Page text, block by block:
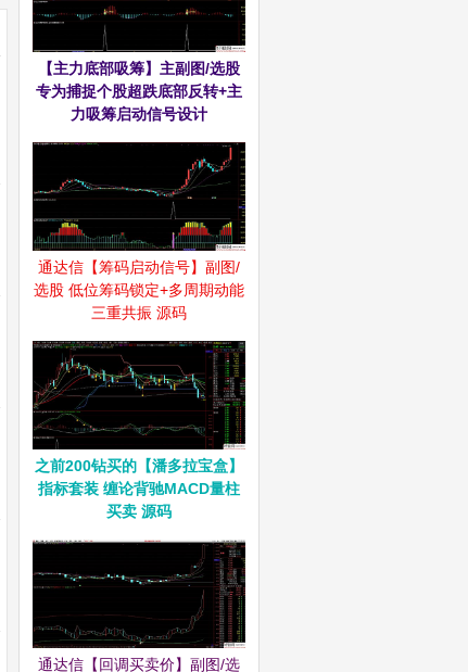
【主力底部吸筹】主副图/选股
专为捕捉个股超跌底部反转+主
力吸筹启动信号设计
通达信【筹码启动信号】副图/
选股 低位筹码锁定+多周期动能
三重共振 源码
之前200钻买的【潘多拉宝盒】
指标套装 缠论背驰MACD量柱
买卖 源码
通达信【回调买卖价】副图/选